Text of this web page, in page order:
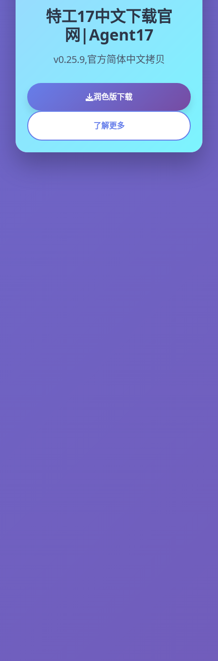
特工17中文下载官
网|Agent17
v0.25.9,官方简体中文拷贝
润色版下载
了解更多